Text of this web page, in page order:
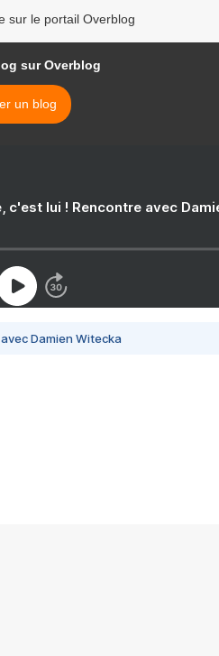
sur le portail Overblog
sur Overblog
un blog
c'est lui ! Rencontre avec
Damien Witecka